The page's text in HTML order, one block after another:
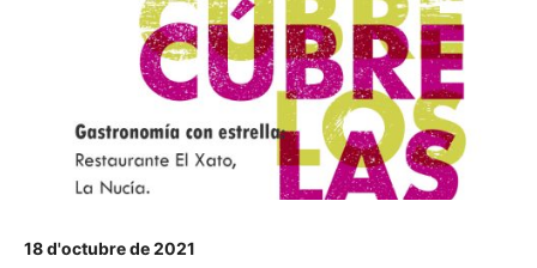
18 d'octubre de 2021